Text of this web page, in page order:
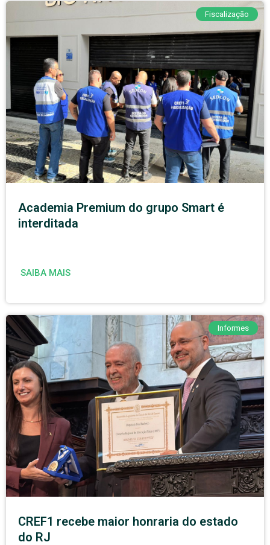
Fiscalização
Academia Premium do grupo Smart é
interditada
SAIBA MAIS
Informes
CREF1 recebe maior honraria do estado
do RJ